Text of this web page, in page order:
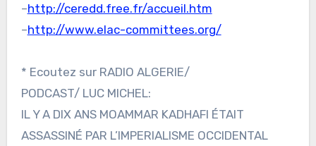
–http://ceredd.free.fr/accueil.htm
–http://www.elac-committees.org/
* Ecoutez sur RADIO ALGERIE/
PODCAST/ LUC MICHEL:
IL Y A DIX ANS MOAMMAR KADHAFI ÉTAIT
ASSASSINÉ PAR L’IMPERIALISME OCCIDENTAL